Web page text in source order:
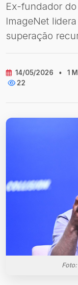
Ex-fundador
ImageNet
superação
14/05/2026 • 1
22